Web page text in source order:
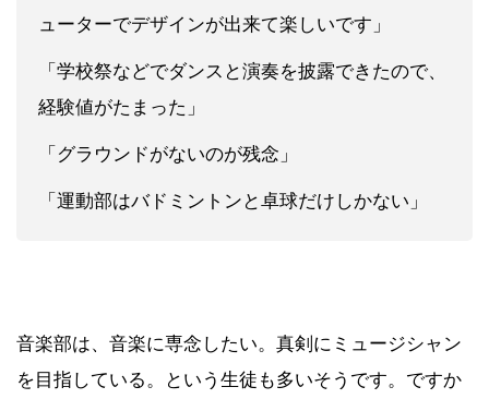
ューターでデザインが出来て楽しいです」
「学校祭などでダンスと演奏を披露できたので、
経験値がたまった」
「グラウンドがないのが残念」
「運動部はバドミントンと卓球だけしかない」
音楽部は、音楽に専念したい。真剣にミュージシャン
を目指している。という生徒も多いそうです。ですか